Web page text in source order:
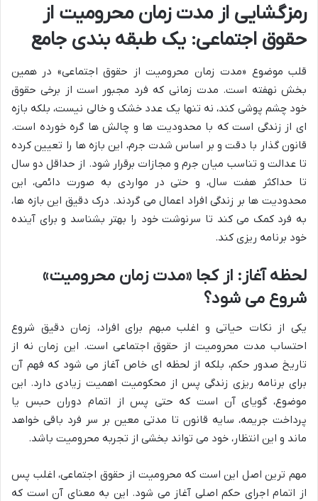
رمزگشایی از مدت زمان محرومیت از
حقوق اجتماعی: یک طبقه بندی جامع
قلب موضوع «مدت زمان محرومیت از حقوق اجتماعی» در همین
بخش نهفته است. مدت زمانی که فرد مجبور است از برخی حقوق
خود چشم پوشی کند، نه تنها یک عدد خشک و خالی نیست، بلکه بازه
ای از زندگی است که با محدودیت ها و چالش ها گره خورده است.
قانون گذار با دقت و بر اساس شدت جرم، این بازه ها را تعیین کرده
تا عدالت و تناسب میان جرم و مجازات برقرار شود. از حداقل دو سال
تا حداکثر هفت سال، و حتی در مواردی به صورت دائمی، این
محدودیت ها بر زندگی افراد اعمال می گردند. درک دقیق این بازه ها،
به فرد کمک می کند تا سرنوشت خود را بهتر بشناسد و برای آینده
خود برنامه ریزی کند.
لحظه آغاز: از کجا «مدت زمان محرومیت»
شروع می شود؟
یکی از نکات حیاتی و اغلب مبهم برای افراد، زمان دقیق شروع
احتساب مدت محرومیت از حقوق اجتماعی است. این زمان نه از
تاریخ صدور حکم، بلکه از لحظه ای خاص آغاز می شود که فهم آن
برای برنامه ریزی زندگی پس از محکومیت اهمیت زیادی دارد. این
موضوع، گویای آن است که حتی پس از اتمام دوران حبس یا
پرداخت جریمه، سایه قانون تا مدتی معین بر سر فرد باقی خواهد
ماند و این انتظار، خود می تواند بخشی از تجربه محرومیت باشد.
مهم ترین اصل این است که محرومیت از حقوق اجتماعی، اغلب پس
از اتمام اجرای حکم اصلی آغاز می شود. این به معنای آن است که